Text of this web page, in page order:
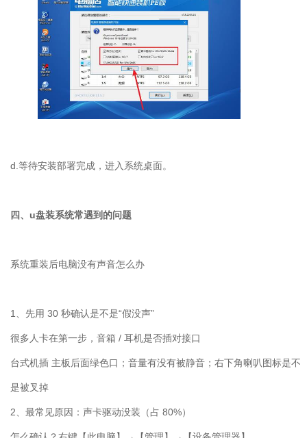
d.等待安装部署完成，进入系统桌面。
四、u盘装系统常遇到的问题
系统重装后电脑没有声音怎么办
1 、先用 30 秒确认是不是“假没声”
很多人卡在第一步，音箱 / 耳机是否插对接口
台式机插 主板后面绿色口；音量有没有被静音；右下角喇叭图标是不
是被叉掉
2 、最常见原因：声卡驱动没装（占 80%）